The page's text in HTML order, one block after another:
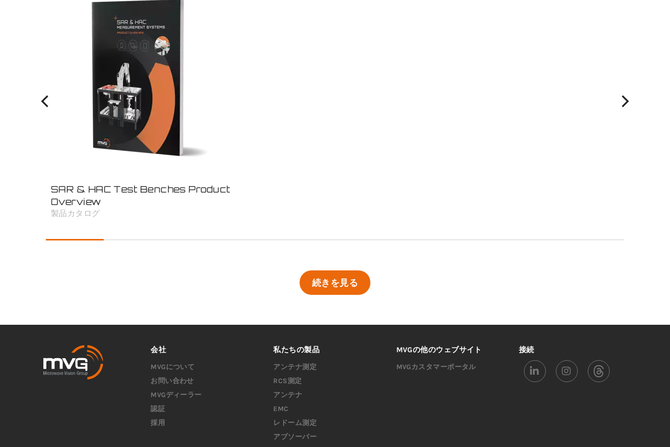
SAR & HAC Test Benches Product
Overview
製品カタログ
続きを見る
会社
MVGについて
お問い合わせ
MVGディーラー
認証
採用
私たちの製品
アンテナ測定
RCS測定
アンテナ
EMC
レドーム測定
アブソーバー
MVGの他のウェブサイト
MVGカスタマーポータル
接続